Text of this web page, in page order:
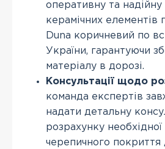
оперативну та надійну
керамічних елементів
Duna коричневий по
України, гарантуючи
матеріалу в дорозі.
Консультації щодо
команда експертів
надати детальну
розрахунку необхідної
черепичного покриття